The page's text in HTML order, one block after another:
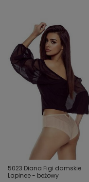
5023 Diana Figi damskie
Lapinee - beżowy